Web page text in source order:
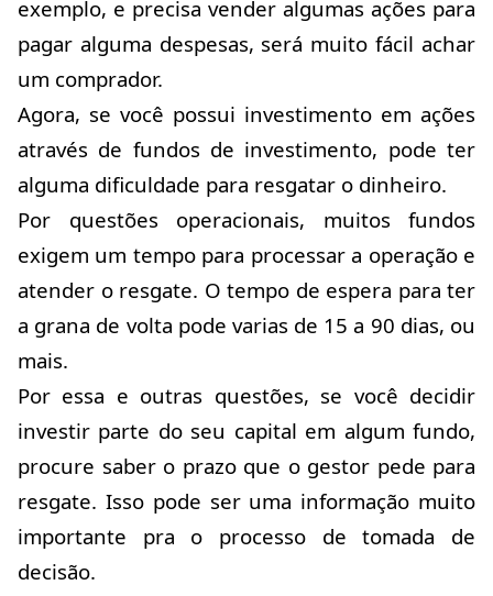
exemplo, e precisa vender algumas ações para
pagar alguma despesas, será muito fácil achar
um comprador.
Agora, se você possui investimento em ações
através de fundos de investimento, pode ter
alguma dificuldade para resgatar o dinheiro.
Por questões operacionais, muitos fundos
exigem um tempo para processar a operação e
atender o resgate. O tempo de espera para ter
a grana de volta pode varias de 15 a 90 dias, ou
mais.
Por essa e outras questões, se você decidir
investir parte do seu capital em algum fundo,
procure saber o prazo que o gestor pede para
resgate. Isso pode ser uma informação muito
importante pra o processo de tomada de
decisão.